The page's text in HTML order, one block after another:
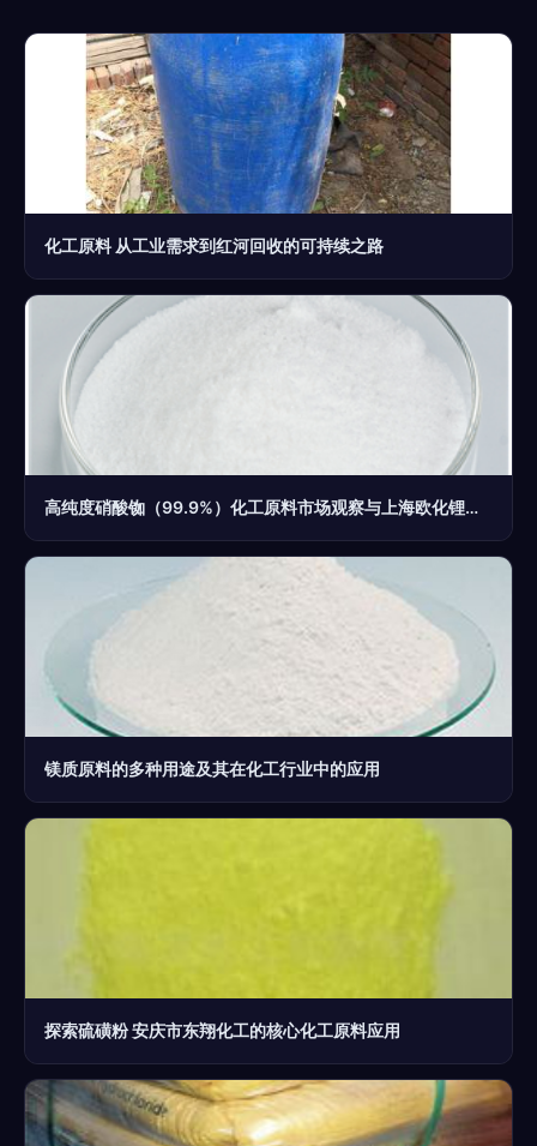
化工原料 从工业需求到红河回收的可持续之路
高纯度硝酸铷（99.9%）化工原料市场观察与上海欧化锂业价格分析
镁质原料的多种用途及其在化工行业中的应用
探索硫磺粉 安庆市东翔化工的核心化工原料应用